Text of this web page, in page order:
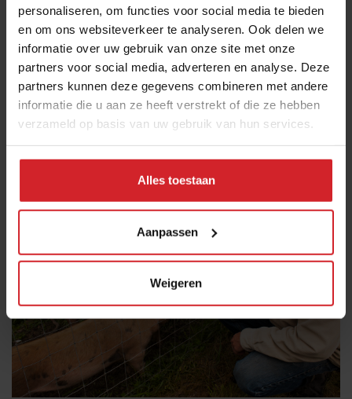
personaliseren, om functies voor social media te bieden
en om ons websiteverkeer te analyseren. Ook delen we
informatie over uw gebruik van onze site met onze
partners voor social media, adverteren en analyse. Deze
partners kunnen deze gegevens combineren met andere
informatie die u aan ze heeft verstrekt of die ze hebben
verzameld op basis van uw gebruik van hun services.
Alles toestaan
Aanpassen
Weigeren
echte kracht van Pie Ranch zit hem in de gemeenschap
die zij om zich heen aan het bouwen zijn. Zij betrekken
mensen in hun missie door middel van onderwijs voor
het brede publiek, training voor boeren uit de buurt,
en regionale partnerschappen. Ze denken groot, maar
beginnen met de mensen in hun directe omgeving.
te maken.